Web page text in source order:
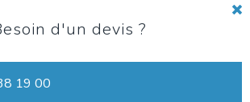
d'un devis ?
19 00